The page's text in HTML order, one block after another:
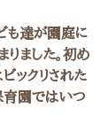
も達が園庭に
ました。初め
ックリされた
育園ではいつ